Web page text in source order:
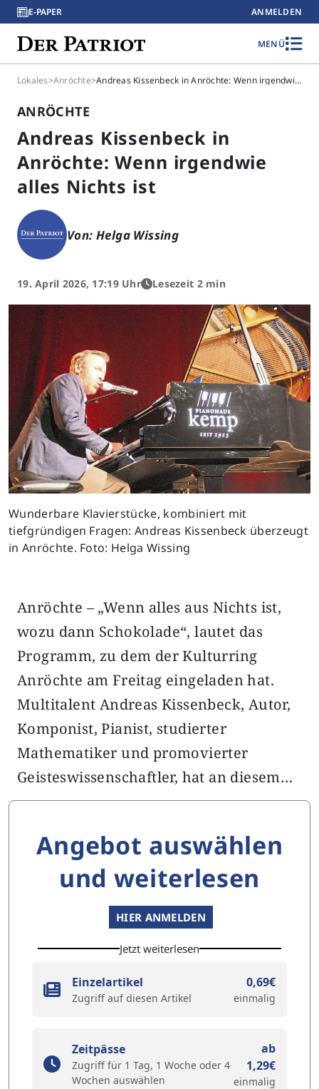
E-PAPER ANMELDEN
MENÜ
Lokales>Anröchte> Andreas Kissenbeck in Anröchte: Wenn irgendwie alles Nichts ist
ANRÖCHTE
Andreas Kissenbeck in
Anröchte: Wenn irgendwie
alles Nichts ist
Von: Helga Wissing
19. April 2026, 17:19 Uhr Lesezeit 2 min
Wunderbare Klavierstücke, kombiniert mit
tiefgründigen Fragen: Andreas Kissenbeck überzeugt
in Anröchte. Foto: Helga Wissing
Anröchte – „Wenn alles aus Nichts ist,
wozu dann Schokolade“, lautet das
Programm, zu dem der Kulturring
Anröchte am Freitag eingeladen hat.
Multitalent Andreas Kissenbeck, Autor,
Komponist, Pianist, studierter
Mathematiker und promovierter
Geisteswissenschaftler, hat an diesem…
Angebot auswählen
und weiterlesen
HIER ANMELDEN
Jetzt weiterlesen
Einzelartikel
Zugriff auf diesen Artikel
0,69€
einmalig
Zeitpässe
Zugriff für 1 Tag, 1 Woche oder 4
Wochen auswählen
ab
1,29€
einmalig